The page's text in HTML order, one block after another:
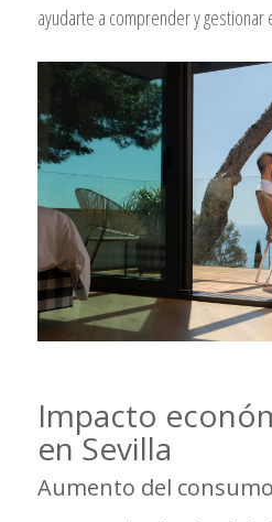
ayudarte a comprender y
Impacto
en Sevilla
Aumento del